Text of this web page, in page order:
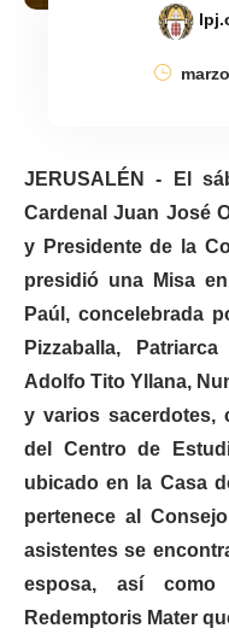
JERUSALÉN - El
Cardenal Juan José
y Presidente de la
presidió una Misa
Paúl, concelebrada
Pizzaballa,
Adolfo Tito Yllana,
y varios
del Centro de
ubicado en la Casa
pertenece al
asistentes se
esposa, así como
Redemptoris Mater